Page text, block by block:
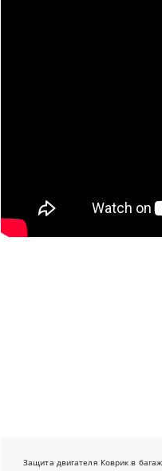
Защита двигателя Коврик в